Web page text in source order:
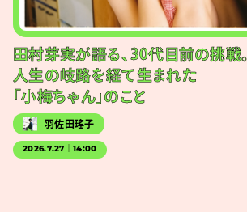
田村芽実が語る、30代目前の挑戦。
人生の岐路を経て生まれた
「小梅ちゃん」のこと
羽佐田瑤子
2026.7.27｜14:00